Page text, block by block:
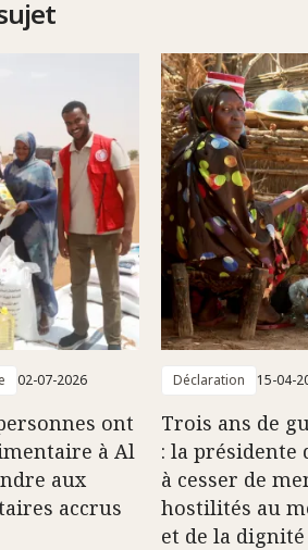
02-07-2026
ont
à Al
aux
accrus
Déclaration 15-04-
Trois ans de
: la présidente
à cesser de
hostilités au
et de la